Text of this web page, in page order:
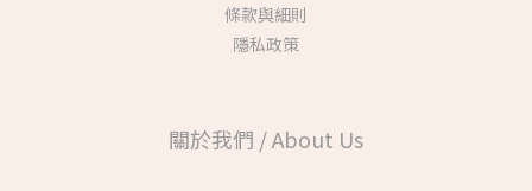
條款與細則
隱私政策
關於我們 / About Us